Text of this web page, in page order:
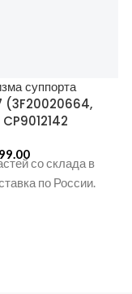
суппорта
(3F20020664,
со склада в
по России.